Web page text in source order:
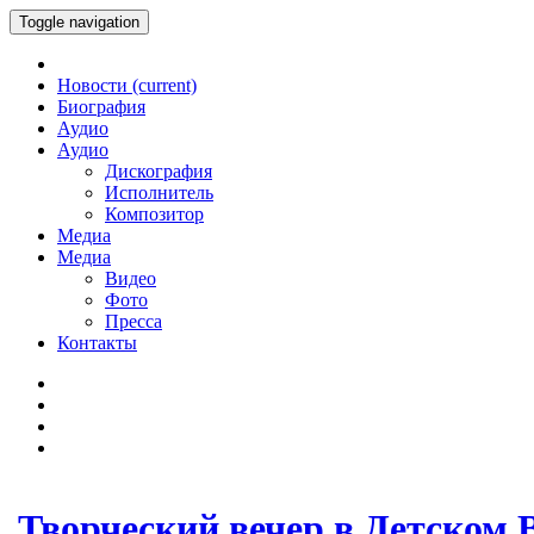
Toggle navigation
Новости (current)
Биография
Аудио
Аудио
Дискография
Исполнитель
Композитор
Медиа
Медиа
Видео
Фото
Пресса
Контакты